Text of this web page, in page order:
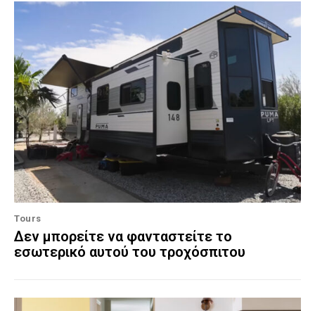
Tours
Δεν μπορείτε να φανταστείτε το
εσωτερικό αυτού του τροχόσπιτου